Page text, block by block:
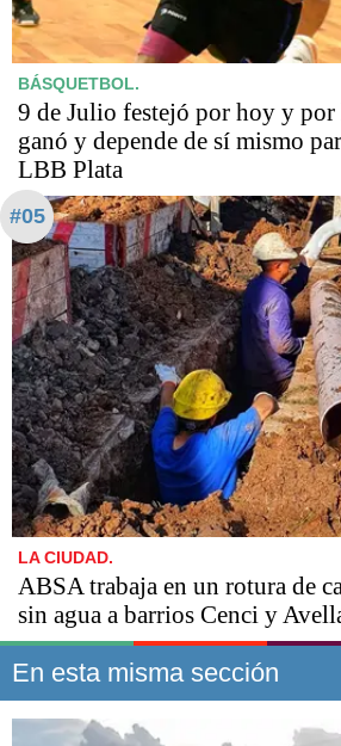
BÁSQUETBOL.
9 de Julio festejó por hoy y por
ganó y depende de sí mismo
LBB Plata
#05
LA CIUDAD.
ABSA trabaja en un rotura de
sin agua a barrios Cenci y
En esta misma sección